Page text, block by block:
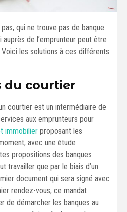
qui ne trouve pas de banque
auprès de l’emprunteur peut être
les solutions à ces différents
du courtier
courtier est un intermédiaire de
aux emprunteurs pour
immobilier proposant les
avec une étude
propositions des banques
travailler que par le biais d’un
document qui sera signé avec
rendez-vous, ce mandat
de démarcher les banques au